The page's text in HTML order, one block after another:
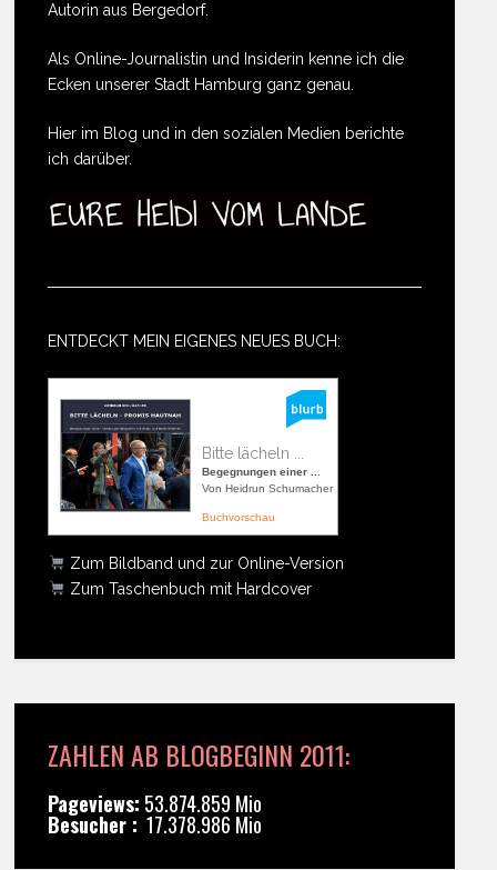
Autorin aus Bergedorf.
Als Online-Journalistin und Insiderin kenne ich die
Ecken unserer Stadt Hamburg ganz genau.
Hier im Blog und in den sozialen Medien berichte
ich darüber.
ENTDECKT MEIN EIGENES NEUES BUCH:
Bitte lächeln ...
Begegnungen einer ...
Von Heidrun Schumacher
Buchvorschau
Zum Bildband und zur Online-Version
Zum Taschenbuch mit Hardcover
ZAHLEN AB BLOGBEGINN 2011:
Pageviews: 53.874.859 Mio
Besucher : 17.378.986 Mio